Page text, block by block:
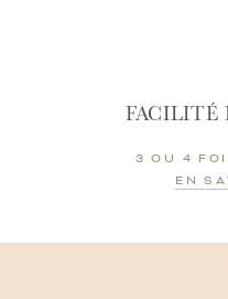
FACILITÉ
3 OU 4
EN